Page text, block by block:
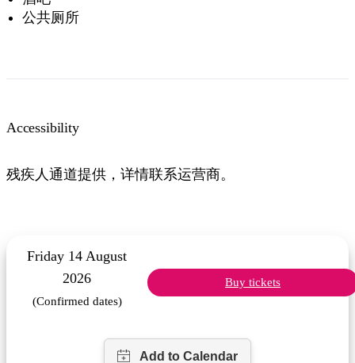
公共厕所
Accessibility
残疾人通道提供，详情联系运营商。
Friday 14 August
2026
(Confirmed dates)
Buy tickets